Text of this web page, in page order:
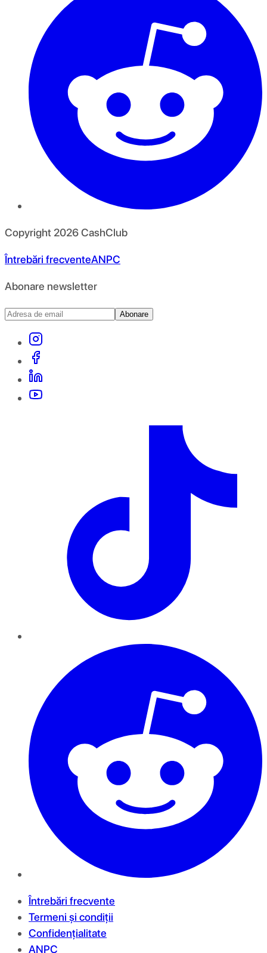
Copyright 2026CashClub
Întrebări frecventeANPC
Abonare newsletter
Abonare
Întrebări frecvente
Termeni și condiții
Confidențialitate
ANPC